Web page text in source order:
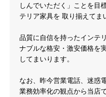
しんでいただく」ことを目
テリア家具を 取り揃えてま
品質に自信を持ったインテ
ナブルな格安・激安価格を
してまいります。
なお、昨今営業電話、迷惑
業務効率化の観点から当店